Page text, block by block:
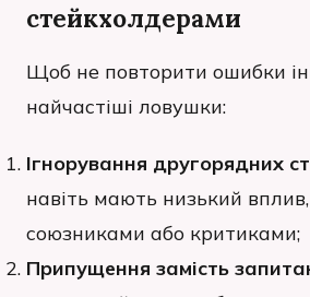
стейкхолдерами
Щоб не повторити ошибки
найчастіші ловушки:
Ігнорування другорядних
навіть мають низький
союзниками або критиками;
Припущення замість